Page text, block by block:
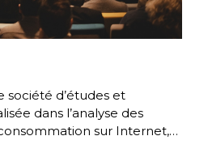
société d’études et
dans l’analyse des
sur Internet,